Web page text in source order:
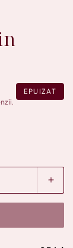
EPUIZAT